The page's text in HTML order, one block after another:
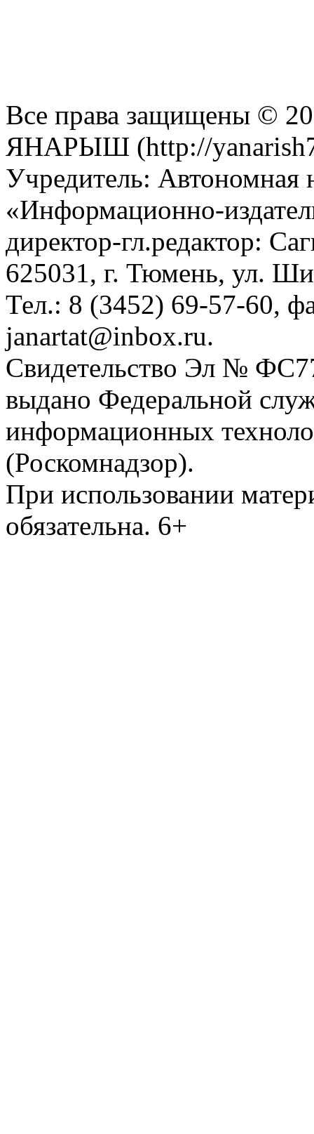
Все права защищены ©
ЯНАРЫШ (http://
Учредитель: Автономная
«Информационно-
директор-гл.редактор:
625031, г. Тюмень, ул.
Тел.: 8 (3452) 69-57-60,
janartat@inbox.ru.
Свидетельство Эл №
выдано Федеральной
информационных
(Роскомнадзор).
При использовании
обязательна. 6+